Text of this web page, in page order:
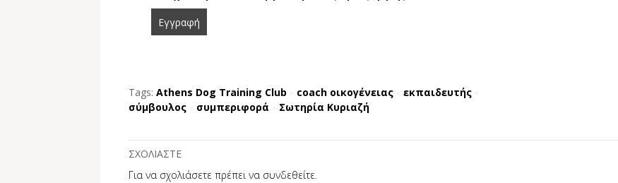
Tags: Athens Dog Training Club coach οικογένειας εκπαιδευτής
σύμβουλος συμπεριφορά Σωτηρία Κυριαζή
ΣΧΟΛΙΑΣΤΕ
Για να σχολιάσετε πρέπει να συνδεθείτε.